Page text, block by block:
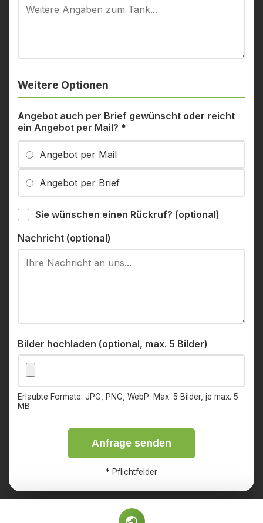
Weitere Optionen
Angebot auch per Brief gewünscht oder reicht
ein Angebot per Mail? *
Angebot per Mail
Angebot per Brief
Sie wünschen einen Rückruf? (optional)
Nachricht (optional)
Bilder hochladen (optional, max. 5 Bilder)
Erlaubte Formate: JPG, PNG, WebP. Max. 5 Bilder, je max. 5
MB.
Anfrage senden
* Pflichtfelder